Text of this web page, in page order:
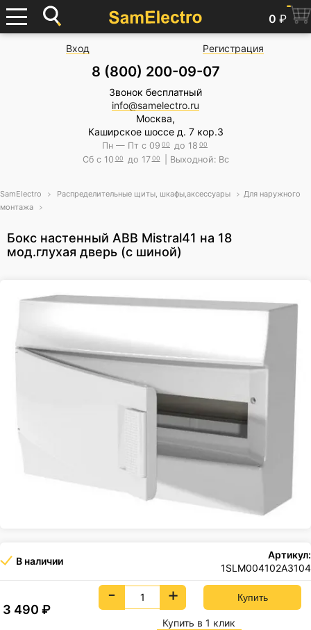
0 ₽
Вход Регистрация
8 (800) 200-09-07
Звонок бесплатный
info@samelectro.ru
Москва,
Каширское шоссе д. 7 кор.3
Пн — Пт с 09 00 до 18 00
Сб с 10 00 до 17 00 | Выходной: Вс
SamElectro Распределительные щиты, шкафы,аксессуары
Для наружного
монтажа
Бокс настенный ABB Mistral41 на 18
мод.глухая дверь (с шиной)
В наличии
Артикул:
1SLM004102A3104
3 490₽
- +
Купить в 1 клик